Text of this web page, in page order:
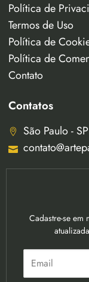
Política de
Termos de Uso
Política de
Política de
Contato
Contatos
São Paulo - SP
Cadastre-se em